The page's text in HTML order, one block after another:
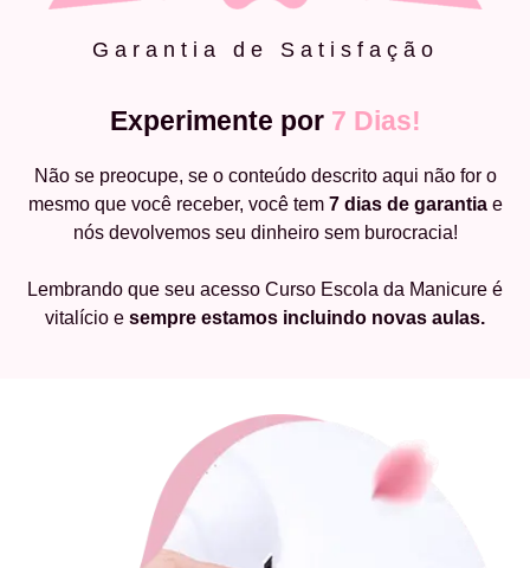
Garantia de Satisfação
Experimente por 7 Dias!
Não se preocupe, se o conteúdo descrito aqui não for o
mesmo que você receber, você tem 7 dias de garantiae
nós devolvemos seu dinheiro sem burocracia!
Lembrando que seu acesso Curso Escola da Manicure é
vitalício e sempre estamos incluindo novas aulas.